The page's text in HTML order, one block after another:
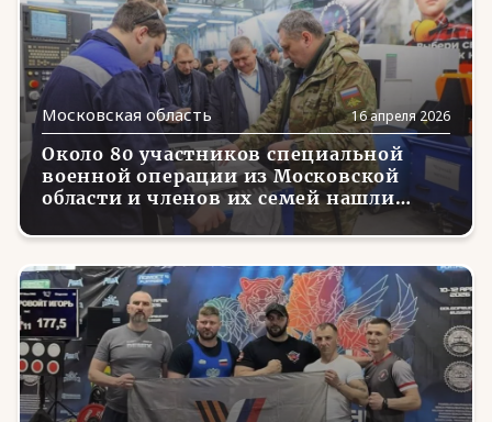
Московская область 16 апреля 2026
Около 80 участников специальной
военной операции из Московской
области и членов их семей нашли
новую работу благодаря проекту
«Промышленный туризм»